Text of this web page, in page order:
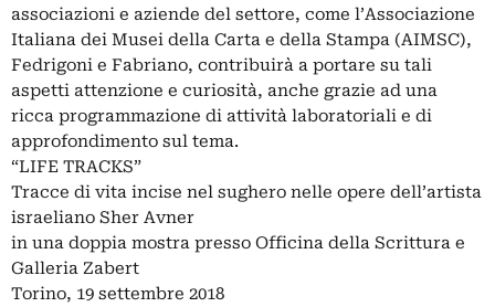
associazioni e aziende del settore, come l’Associazione
Italiana dei Musei della Carta e della Stampa (AIMSC),
Fedrigoni e Fabriano, contribuirà a portare su tali
aspetti attenzione e curiosità, anche grazie ad una
ricca programmazione di attività laboratoriali e di
approfondimento sul tema.
“LIFE TRACKS”
Tracce di vita incise nel sughero nelle opere dell’artista
israeliano Sher Avner
in una doppia mostra presso Officina della Scrittura e
Galleria Zabert
Torino, 19 settembre 2018